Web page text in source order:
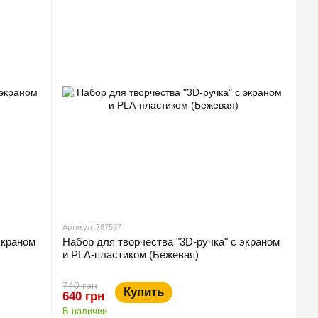
Артикул: 787597
Набор для творчества "3D-ручка" с экраном
и PLA-пластиком (Бежевая)
740 грн
640 грн Купить
В наличии